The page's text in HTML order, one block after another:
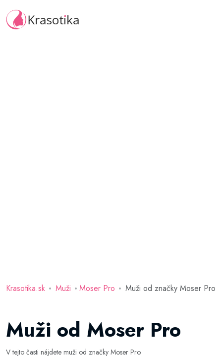
Krasotika.sk Muži Moser Pro Muži od značky Moser Pro
Muži od Moser Pro
V tejto časti nájdete muži od značky Moser Pro.